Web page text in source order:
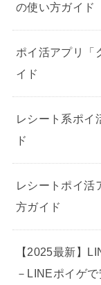
の使い方ガイド
ポイ活アプリ「
イド
レシート系ポイ
ド
レシートポイ活
方ガイド
【2025最新】
－LINEポイゲ